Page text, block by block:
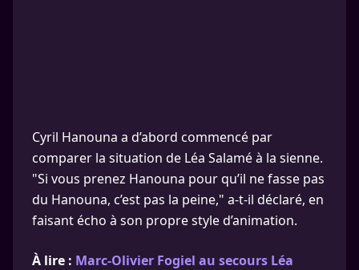
Cyril Hanouna a d’abord commencé par
comparer la situation de Léa Salamé à la sienne.
"Si vous prenez Hanouna pour qu’il ne fasse pas
du Hanouna, c’est pas la peine," a-t-il déclaré, en
faisant écho à son propre style d’animation.
À lire : Marc-Olivier Fogiel au secours Léa